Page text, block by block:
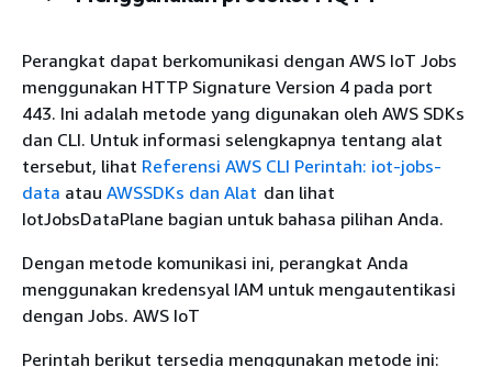
Perangkat dapat berkomunikasi dengan AWS IoT Jobs
menggunakan HTTP Signature Version 4 pada port
443. Ini adalah metode yang digunakan oleh AWS SDKs
dan CLI. Untuk informasi selengkapnya tentang alat
tersebut, lihat Referensi AWS CLI Perintah: iot-jobs-
data atau AWSSDKs dan Alat dan lihat
IotJobsDataPlane bagian untuk bahasa pilihan Anda.
Dengan metode komunikasi ini, perangkat Anda
menggunakan kredensyal IAM untuk mengautentikasi
dengan Jobs. AWS IoT
Perintah berikut tersedia menggunakan metode ini: